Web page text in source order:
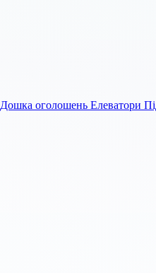
Дошка оголошень Елеватори